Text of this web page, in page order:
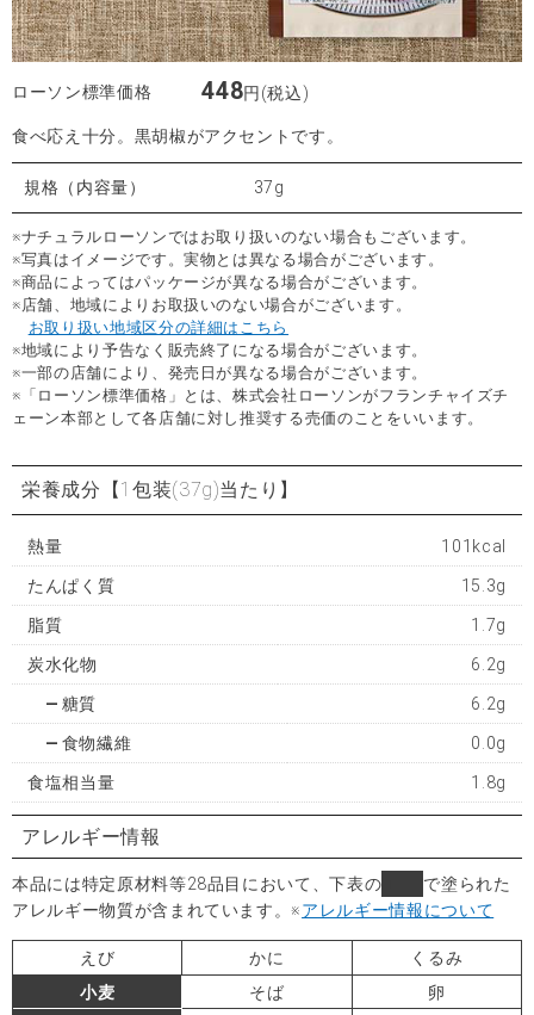
ローソン標準価格 448円(税込)
食べ応え十分。黒胡椒がアクセントです。
規格（内容量） 37g
※ナチュラルローソンではお取り扱いのない場合もございます。
※写真はイメージです。実物とは異なる場合がございます。
※商品によってはパッケージが異なる場合がございます。
※店舗、地域によりお取扱いのない場合がございます。
お取り扱い地域区分の詳細はこちら
※地域により予告なく販売終了になる場合がございます。
※一部の店舗により、発売日が異なる場合がございます。
※「ローソン標準価格」とは、株式会社ローソンがフランチャイズチ
ェーン本部として各店舗に対し推奨する売価のことをいいます。
栄養成分 【1包装(37g)当たり】
熱量 101kcal
たんぱく質 15.3g
脂質 1.7g
炭水化物 6.2g
糖質 6.2g
食物繊維 0.0g
食塩相当量 1.8g
アレルギー情報
本品には特定原材料等28品目において、下表の
で塗られた
アレルギー物質が含まれています。※アレルギー情報について
えび かに
くるみ
小麦
そば
卵